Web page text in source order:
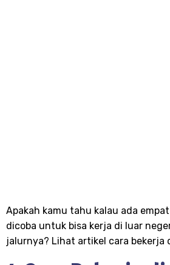
Apakah kamu tahu kalau ada
dicoba untuk bisa kerja di luar
jalurnya? Lihat artikel cara bekerja